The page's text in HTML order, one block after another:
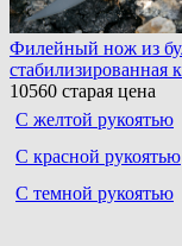
Филейный нож из
стабилизированная
10560 старая цена
С желтой рукоятью
С красной рукоятью
С темной рукоятью